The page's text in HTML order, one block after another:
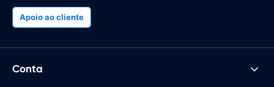
Apoio ao cliente
Conta